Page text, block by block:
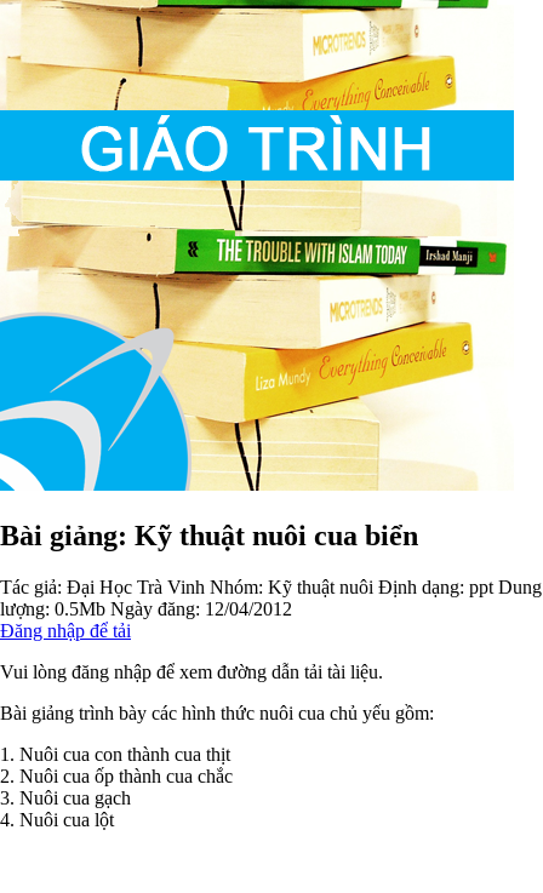
Bài giảng: Kỹ thuật nuôi cua biển
Tác giả: Đại Học Trà Vinh Nhóm: Kỹ thuật nuôi Định dạng: ppt Dung
lượng: 0.5Mb Ngày đăng: 12/04/2012
Đăng nhập để tải
Vui lòng đăng nhập để xem đường dẫn tải tài liệu.
Bài giảng trình bày các hình thức nuôi cua chủ yếu gồm:
1. Nuôi cua con thành cua thịt
2. Nuôi cua ốp thành cua chắc
3. Nuôi cua gạch
4. Nuôi cua lột